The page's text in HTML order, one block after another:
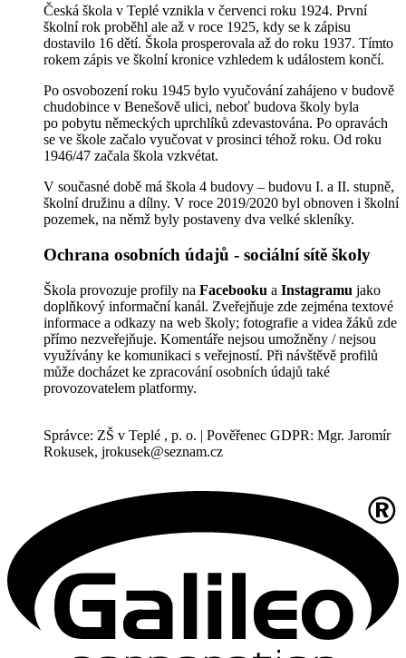
Česká škola v Teplé vznikla v červenci roku 1924. První
školní rok proběhl ale až v roce 1925, kdy se k zápisu
dostavilo 16 dětí. Škola prosperovala až do roku 1937. Tímto
rokem zápis ve školní kronice vzhledem k událostem končí.
Po osvobození roku 1945 bylo vyučování zahájeno v budově
chudobince v Benešově ulici, neboť budova školy byla
po pobytu německých uprchlíků zdevastována. Po opravách
se ve škole začalo vyučovat v prosinci téhož roku. Od roku
1946/47 začala škola vzkvétat.
V současné době má škola 4 budovy – budovu I. a II. stupně,
školní družinu a dílny. V roce 2019/2020 byl obnoven i školní
pozemek, na němž byly postaveny dva velké skleníky.
Ochrana osobních údajů - sociální sítě školy
Škola provozuje profily na Facebooku a Instagramu jako
doplňkový informační kanál. Zveřejňuje zde zejména textové
informace a odkazy na web školy; fotografie a videa žáků zde
přímo nezveřejňuje. Komentáře nejsou umožněny / nejsou
využívány ke komunikaci s veřejností. Při návštěvě profilů
může docházet ke zpracování osobních údajů také
provozovatelem platformy.
Správce: ZŠ v Teplé , p. o. | Pověřenec GDPR: Mgr. Jaromír
Rokusek, jrokusek@seznam.cz